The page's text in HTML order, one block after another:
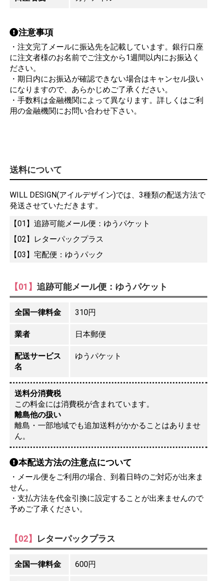
注意事項
・注文完了メールに振込先を記載しています。銀行口座
に注文者様のお名前でご注文から1週間以内にお振込く
ださい。
・期日内にお振込が確認できない場合はキャンセル扱い
になりますので、あらかじめご了承ください。
・手数料は金融機関によって異なります。詳しくはご利
用の金融機関にお問い合わせ下さい。
送料について
WILL DESIGN(アイルデザイン)では、3種類の配送方法で
発送させていただきます。
【01】追跡可能メール便：ゆうパケット
【02】レターパックプラス
【03】宅配便：ゆうパック
【01】 追跡可能メール便：ゆうパケット
全国一律料金 310円
業者 日本郵便
配送サービス
名
ゆうパケット
送料分消費税
この料金には消費税が含まれています。
離島他の扱い
離島・一部地域でも追加送料がかかることはありませ
ん。
本配送方法の注意点について
・メール便をご利用の場合、到着日時のご対応が出来ま
せん。
・支払方法を代金引換に設定することが出来ませんので
予めご了承ください。
【02】 レターパックプラス
全国一律料金 600円